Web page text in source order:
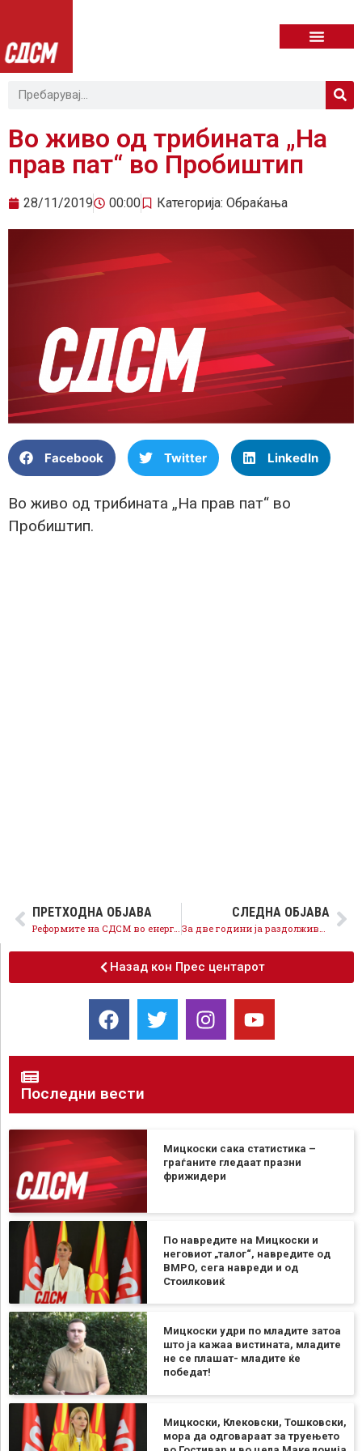
Во живо од трибината „На
прав пат“ во Пробиштип
28/11/2019 00:00 Категорија: Обраќања
Facebook Twitter LinkedIn
Во живо од трибината „На прав пат“ во
Пробиштип.
ПРЕТХОДНА ОБЈАВА
Реформите на СДСМ во енергетиката се шампионски, извозот на струја зголемен за над 60 отсто во првите 9 месеци од 2019 година
СЛЕДНА ОБЈАВА
За две години ја раздолживме општина Ѓорче Петров и донесовме капитална инвестиција – нов Клинички центар
Назад кон Прес центарот
Последни вести
Мицкоски сака статистика –
граѓаните гледаат празни
фрижидери
По навредите на Мицкоски и
неговиот „талог“, навредите од
ВМРО, сега навреди и од
Стоилковиќ
Мицкоски удри по младите затоа
што ја кажаа вистината, младите
не се плашат- младите ќе
победат!
Мицкоски, Клековски, Тошковски,
мора да одговараат за труењето